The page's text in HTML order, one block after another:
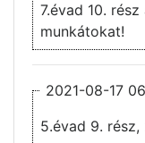
7.évad 10. rész az link hibás.
munkátokat!
2021-08-17
5.évad 9.